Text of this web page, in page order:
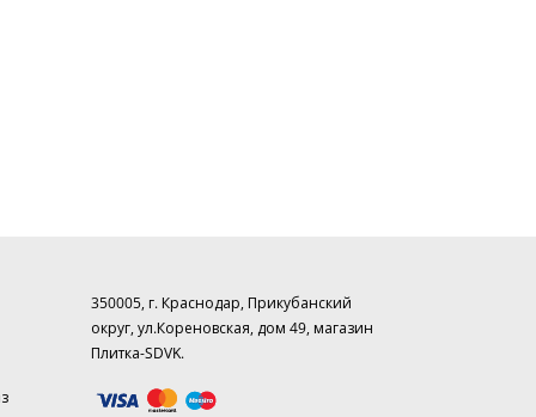
350005, г. Краснодар, Прикубанский
округ, ул.Кореновская, дом 49, магазин
Плитка-SDVK.